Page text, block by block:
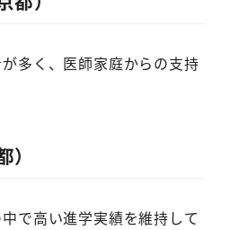
多く、医師家庭からの支持
で高い進学実績を維持して